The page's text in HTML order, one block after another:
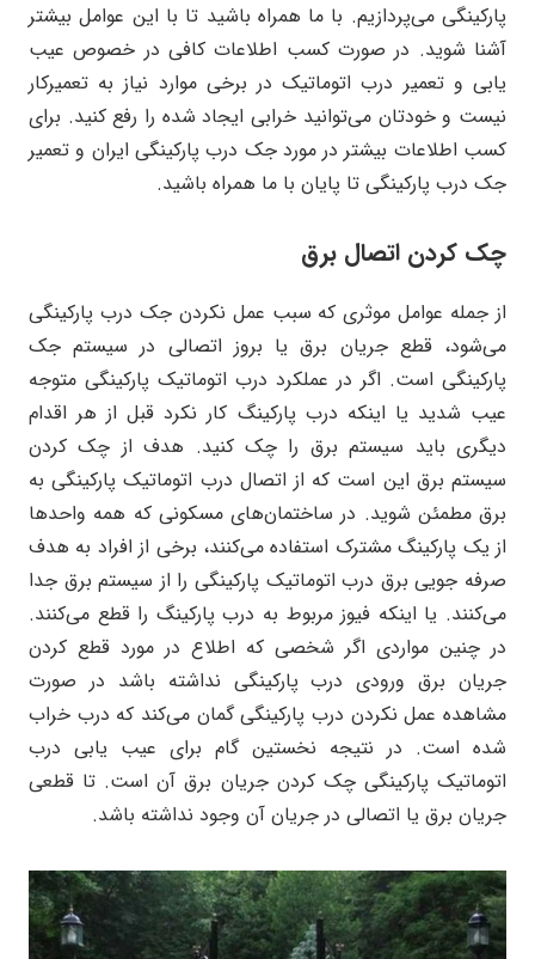
پارکینگی می‌پردازیم. با ما همراه باشید تا با این عوامل بیشتر
آشنا شوید. در صورت کسب اطلاعات کافی در خصوص عیب
یابی و تعمیر درب اتوماتیک در برخی موارد نیاز به تعمیرکار
نیست و خودتان می‌توانید خرابی ایجاد شده را رفع کنید. برای
کسب اطلاعات بیشتر در مورد جک درب پارکینگی ایران و تعمیر
جک درب پارکینگی تا پایان با ما همراه باشید.
چک کردن اتصال برق
از جمله عوامل موثری که سبب عمل نکردن جک درب پارکینگی
می‌شود، قطع جریان برق یا بروز اتصالی در سیستم جک
پارکینگی است. اگر در عملکرد درب اتوماتیک پارکینگی متوجه
عیب شدید یا اینکه درب پارکینگ کار نکرد قبل از هر اقدام
دیگری باید سیستم برق را چک کنید. هدف از چک کردن
سیستم برق این است که از اتصال درب اتوماتیک پارکینگی به
برق مطمئن شوید. در ساختمان‌های مسکونی که همه واحدها
از یک پارکینگ مشترک استفاده می‌کنند، برخی از افراد به هدف
صرفه جویی برق درب اتوماتیک پارکینگی را از سیستم برق جدا
می‌کنند. یا اینکه فیوز مربوط به درب پارکینگ را قطع می‌کنند.
در چنین مواردی اگر شخصی که اطلاع در مورد قطع کردن
جریان برق ورودی درب پارکینگی نداشته باشد در صورت
مشاهده عمل نکردن درب پارکینگی گمان می‌کند که درب خراب
شده است. در نتیجه نخستین گام برای عیب یابی درب
اتوماتیک پارکینگی چک کردن جریان برق آن است. تا قطعی
جریان برق یا اتصالی در جریان آن وجود نداشته باشد.